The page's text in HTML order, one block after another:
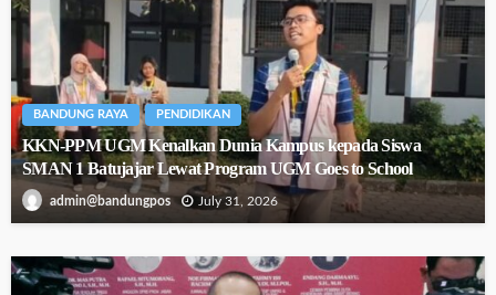
BANDUNG RAYA PENDIDIKAN
KKN-PPM UGM Kenalkan Dunia Kampus kepada Siswa
SMAN 1 Batujajar Lewat Program UGM Goes to School
admin@bandungpos July 31, 2026